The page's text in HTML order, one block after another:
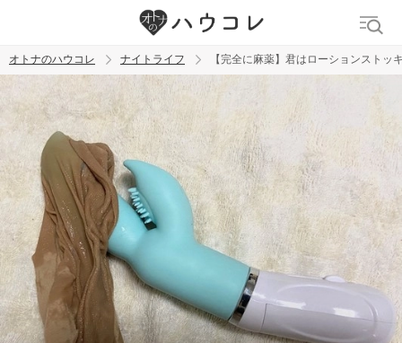
トレンド ワード
ラブグッズ 乳首 吸うやつ
オトナのハウコレ ナイトライフ 【完全に麻薬】君はローションスト